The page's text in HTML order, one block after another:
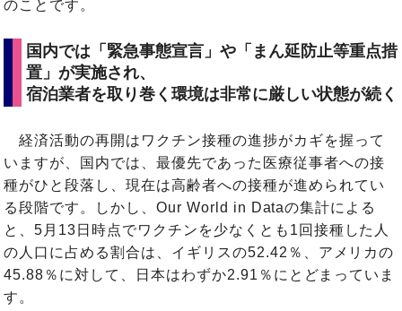
のことです。
国内では「緊急事態宣言」や「まん延防止等重点措
置」が実施され、
宿泊業者を取り巻く環境は非常に厳しい状態が続く
経済活動の再開はワクチン接種の進捗がカギを握って
いますが、国内では、最優先であった医療従事者への接
種がひと段落し、現在は高齢者への接種が進められてい
る段階です。しかし、Our World in Dataの集計による
と、5月13日時点でワクチンを少なくとも1回接種した人
の人口に占める割合は、イギリスの52.42％、アメリカの
45.88％に対して、日本はわずか2.91％にとどまっていま
す。